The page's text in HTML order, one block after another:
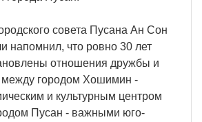
совета Пусана Ан Сон
напомнил, что ровно 30 лет
отношения дружбы и
между городом Хошимин -
и культурным центром
Пусан - важными юго-